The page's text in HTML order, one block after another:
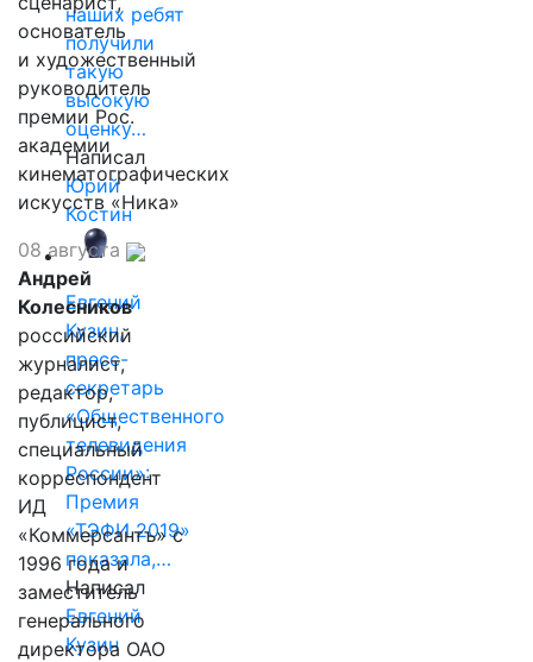
наших ребят
получили
такую
высокую
оценку…
Написал
Юрий
Костин
Евгений
Кузин,
пресс-
секретарь
«Общественного
телевидения
России»:
Премия
«ТЭФИ 2019»
показала,…
Написал
Евгений
Кузин
основатель
и художественный
руководитель
премии Рос.
академии
кинематографических
искусств «Ника»
08 августа
Андрей
Колесников
российский
журналист,
редактор,
публицист,
специальный
корреспондент
ИД
«Коммерсантъ» с
1996 года и
заместитель
генерального
директора ОАО